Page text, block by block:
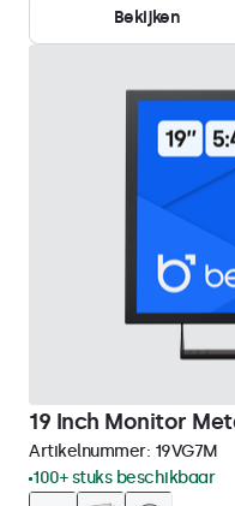
Bekijken
19 Inch Monitor
Artikelnummer: 19VG7M
100+ stuks beschikbaar